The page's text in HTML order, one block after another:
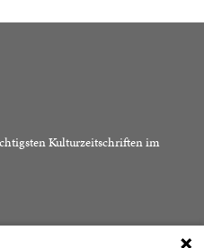
Kulturzeitschriften im